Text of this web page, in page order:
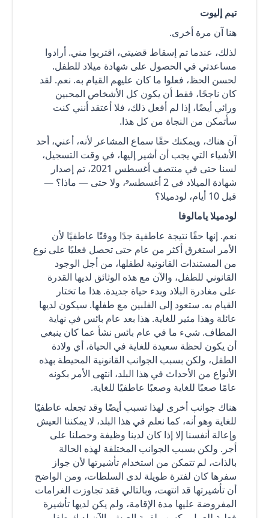
تيم إليوت
هنا آن مرة أخرى.
لذلك، عندما تم إسقاط قضيتي، اقتربوا مني. أرادوا
مساعدتي في الحصول على شهادة ميلاد للطفل.
لحسن الحظ، فعلوا ما كان عليهم القيام به. نعم. لقد
كان ناجحًا، فقط أن يكون كل الأشخاص المحبين
ورائي أيضًا، إذا لم أفعل ذلك، فلا أعتقد أنني كنت
سأتمكن من النجاة من كل هذا.
آن هناك، ويمكنك حقًا سماع المشاعر لأنه، أعني، أحد
الأشياء التي يجب أن أشير إليها، في وقت التسجيل،
لسنا حتى في منتصف أغسطس 2021، تم إصدار
شهادة الميلاد في 2 أغسطس
و، ولا حتى — ماذا؟ —
قبل 10 أيام، لودميلا؟
لودميلا يامالوفا
نعم. إنها حقًا نتيجة عاطفية جدًا ووقتًا عاطفيًا لأن
الأمر استغرق أكثر من عام حتى تحصل فعليًا على نوع
من المستندات القانونية لطفلها، من أجل الوجود
القانوني للطفل، والآن مع هذه الوثائق لديها القدرة
على مغادرة البلاد وبدء حياة جديدة. هذا ما تختار
القيام به. ستعود إلى الفلبين مع طفلها. سيكون لديها
عائلة وهذا مثير للغاية. هذا بعد عام بائس في نهاية
المطاف. شيء ما في عام بائس نشأ عما كان ينبغي
أن يكون لحظة سعيدة للغاية في الحياة، أي ولادة
الطفل، ولكن بسبب الجوانب القانونية المحيطة بهذه
الأنواع من الأحداث في هذا البلد، انتهى الأمر بكونه
عامًا صعبًا للغاية وصعبًا عاطفيًا للغاية.
هناك جوانب أخرى لهذا تسبب أيضًا وقد تجعله عاطفيًا
للغاية وهو أنه، كما نعلم في هذا البلد، لا يمكننا العيش
وإعالة أنفسنا إلا إذا كان لدينا وظيفة وحصلنا على
أجر. ولكن بسبب الجوانب المختلفة لهذه الحالة
بالذات، لم تتمكن من استخدام تأشيرتها لأن جواز
سفرها كان لفترة طويلة لدى السلطات، ومن الواضح
أن تأشيرتها قد انتهت، وبالتالي فقد تجاوزت الغرامات
المفروضة عليها مدة الإقامة، ولم يكن لديها تأشيرة